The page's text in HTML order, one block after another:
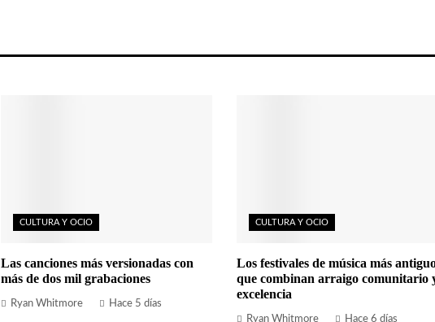
CULTURA Y OCIO
Las canciones más versionadas con
más de dos mil grabaciones
Ryan Whitmore Hace 5 días
CULTURA Y OCIO
Los festivales de música más
que combinan arraigo comunitario
excelencia
Ryan Whitmore Hace 6 días